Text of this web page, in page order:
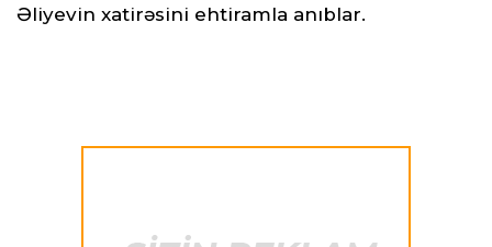
Əliyevin xatirəsini ehtiramla anıblar.